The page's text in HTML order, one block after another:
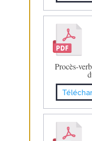
Procès-